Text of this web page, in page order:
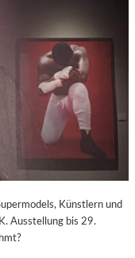
Künstlern und
Ausstellung bis 29.